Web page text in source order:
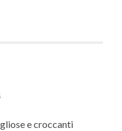
e croccanti